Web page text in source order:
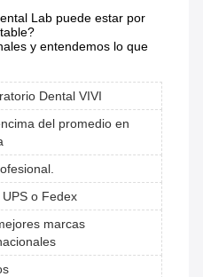
Lab puede estar por
y entendemos lo que
Dental VIVI
del promedio en
UPS o Fedex
marcas